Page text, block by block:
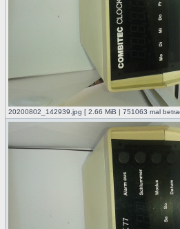
20200802_142939.jpg [ 2.66 MiB | 751063 mal